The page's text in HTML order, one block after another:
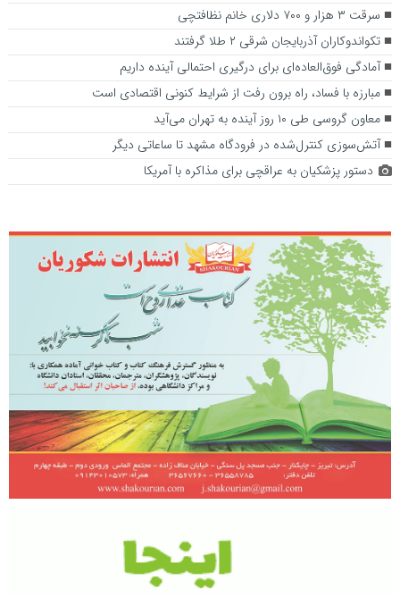
سرقت ۳ هزار و ۷۰۰ دلاری خانم نظافتچی
تکواندوکاران آذربایجان شرقی ۲ طلا گرفتند
آمادگی فوق‌العاده‌ای برای درگیری احتمالی آینده داریم
مبارزه با فساد، راه برون رفت از شرایط کنونی اقتصادی است
معاون گروسی طی ۱۰ روز آینده به تهران می‌آید
آتش‌سوزی کنترل‌شده در فرودگاه مشهد تا ساعاتی دیگر
دستور پزشکیان به عراقچی برای مذاکره با آمریکا